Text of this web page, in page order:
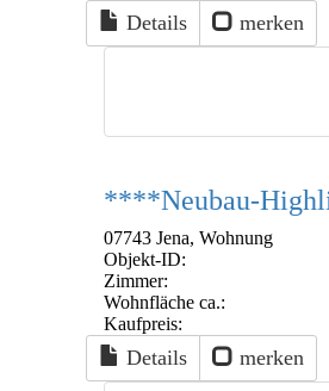
Details merken
****Neubau-
07743 Jena, Wohnung
Objekt-ID:
Zimmer:
Wohnfläche ca.:
Kaufpreis:
Details merken